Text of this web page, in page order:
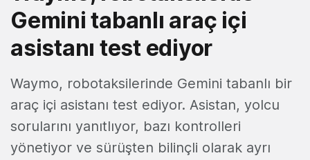
Gemini tabanlı araç içi
asistanı test ediyor
Waymo, robotaksilerinde Gemini tabanlı bir
araç içi asistanı test ediyor. Asistan, yolcu
sorularını yanıtlıyor, bazı kontrolleri
yönetiyor ve sürüşten bilinçli olarak ayrı